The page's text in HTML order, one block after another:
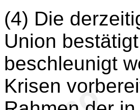
(4) Die
Union
beschleunigt
Krisen